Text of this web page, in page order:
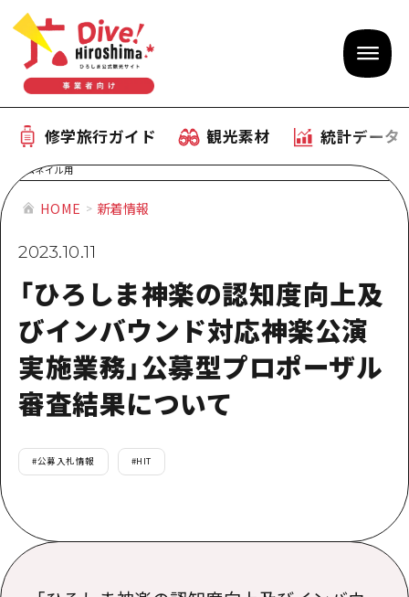
修学旅行ガイド 観光素材 統計データ
修学旅行ガイド
産業・体験 観光スポット
お役立ち情報
事前・事後学習
提供資料のご案内
オンライン相談窓口
観光素材
観光素材
補助金情報
公募入札情報
ひろしま観光大使
HOME
運営について
HOME 新着情報
2023.10.11
「ひろしま神楽の認知度向上及
びインバウンド対応神楽公演
実施業務」公募型プロポーザル
審査結果について
#公募入札情報 #HIT